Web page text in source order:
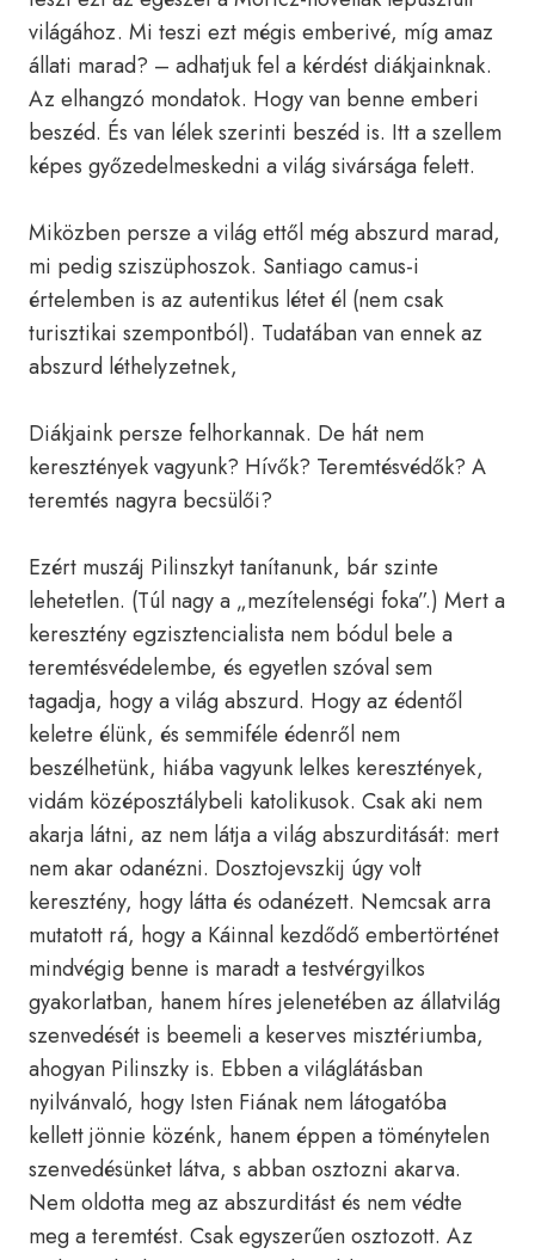
világához. Mi teszi ezt mégis emberivé, míg amaz
állati marad? – adhatjuk fel a kérdést diákjainknak.
Az elhangzó mondatok. Hogy van benne emberi
beszéd. És van lélek szerinti beszéd is. Itt a szellem
képes győzedelmeskedni a világ sivársága felett.
Miközben persze a világ ettől még abszurd marad,
mi pedig sziszüphoszok. Santiago camus-i
értelemben is az autentikus létet él (nem csak
turisztikai szempontból). Tudatában van ennek az
abszurd léthelyzetnek,
Diákjaink persze felhorkannak. De hát nem
keresztények vagyunk? Hívők? Teremtésvédők? A
teremtés nagyra becsülői?
Ezért muszáj Pilinszkyt tanítanunk, bár szinte
lehetetlen. (Túl nagy a „mezítelenségi foka”.) Mert a
keresztény egzisztencialista nem bódul bele a
teremtésvédelembe, és egyetlen szóval sem
tagadja, hogy a világ abszurd. Hogy az édentől
keletre élünk, és semmiféle édenről nem
beszélhetünk, hiába vagyunk lelkes keresztények,
vidám középosztálybeli katolikusok. Csak aki nem
akarja látni, az nem látja a világ abszurditását: mert
nem akar odanézni. Dosztojevszkij úgy volt
keresztény, hogy látta és odanézett. Nemcsak arra
mutatott rá, hogy a Káinnal kezdődő embertörténet
mindvégig benne is maradt a testvérgyilkos
gyakorlatban, hanem híres jelenetében az állatvilág
szenvedését is beemeli a keserves misztériumba,
ahogyan Pilinszky is. Ebben a világlátásban
nyilvánvaló, hogy Isten Fiának nem látogatóba
kellett jönnie közénk, hanem éppen a töménytelen
szenvedésünket látva, s abban osztozni akarva.
Nem oldotta meg az abszurditást és nem védte
meg a teremtést. Csak egyszerűen osztozott. Az